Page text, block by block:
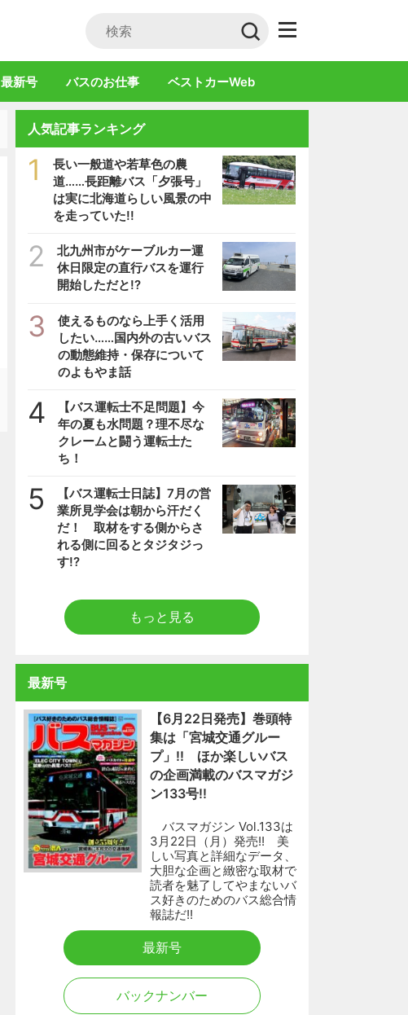
最新号 バスのお仕事 ベストカーWeb
人気記事ランキング
1
長い一般道や若草色の農
道……長距離バス「夕張号」
は実に北海道らしい風景の中
を走っていた!!
2
北九州市がケーブルカー運
休日限定の直行バスを運行
開始しただと!?
3
使えるものなら上手く活用
したい……国内外の古いバス
の動態維持・保存について
のよもやま話
4
【バス運転士不足問題】今
年の夏も水問題？理不尽な
クレームと闘う運転士た
ち！
5
【バス運転士日誌】7月の営
業所見学会は朝から汗だく
だ！ 取材をする側からさ
れる側に回るとタジタジっ
す!?
もっと見る
最新号
【6月22日発売】巻頭特
集は「宮城交通グルー
プ」!! ほか楽しいバス
の企画満載のバスマガジ
ン133号!!
バスマガジン Vol.133は
3月22日（月）発売!! 美
しい写真と詳細なデータ、
大胆な企画と緻密な取材で
読者を魅了してやまないバ
ス好きのためのバス総合情
報誌だ!!
最新号
バックナンバー